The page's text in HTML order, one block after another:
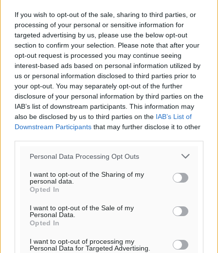
If you wish to opt-out of the sale, sharing to third parties, or
processing of your personal or sensitive information for
targeted advertising by us, please use the below opt-out
section to confirm your selection. Please note that after your
opt-out request is processed you may continue seeing
interest-based ads based on personal information utilized by
us or personal information disclosed to third parties prior to
your opt-out. You may separately opt-out of the further
disclosure of your personal information by third parties on the
IAB’s list of downstream participants. This information may
also be disclosed by us to third parties on the IAB’s List of
Downstream Participants that may further disclose it to other
Personal Data Processing Opt Outs
I want to opt-out of the Sharing of my
personal data.
Opted In
I want to opt-out of the Sale of my
Personal Data.
Opted In
I want to opt-out of processing my
Personal Data for Targeted Advertising.
Ροή ειδήσεων
Τριήμερο εξόδου: Πάνω από 129.000 επιβάτες
αναχωρούν από Πειραιά, Ραφήνα και Λαύριο
Τι αλλάζει το χωροταξικό στις τουριστικές επενδύσεις
Τοπικές Ειδήσεις• πριν 3 ώρες
ΥΠΑΑΤ: 12,5 εκατ. ευρώ στις 13 Περιφέρειες για μέτρα
βιοασφάλειας